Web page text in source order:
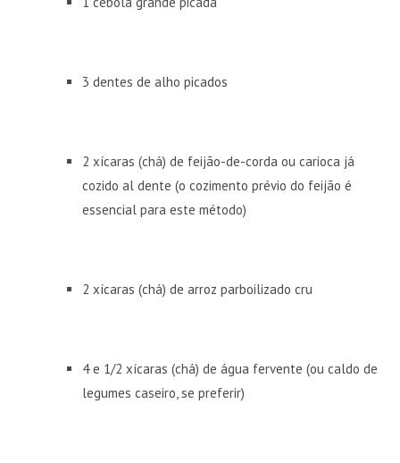
3 dentes de alho picados
2 xícaras (chá) de feijão-de-corda ou carioca já
cozido al dente (o cozimento prévio do feijão é
essencial para este método)
2 xícaras (chá) de arroz parboilizado cru
4 e 1/2 xícaras (chá) de água fervente (ou caldo de
legumes caseiro, se preferir)